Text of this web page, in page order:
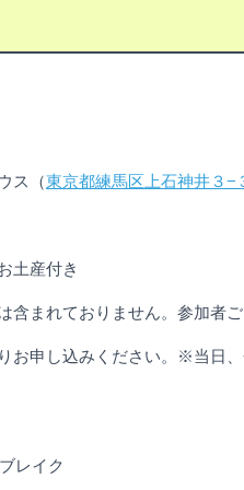
ス（東京都練馬区上石神井３−
産付き
含まれておりません。参加者
お申し込みください。※当日
レイク